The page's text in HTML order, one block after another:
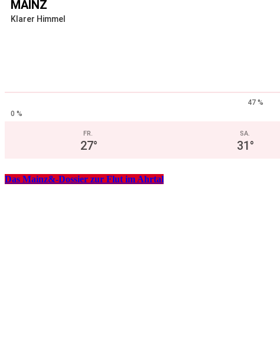
MAINZ
Klarer Himmel
47 %
0 %
FR.
27°
SA.
31°
Das Mainz&-Dossier zur Flut im Ahrtal